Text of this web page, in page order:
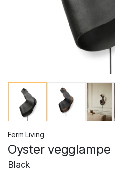
Ferm Living
Oyster vegglampe
Black